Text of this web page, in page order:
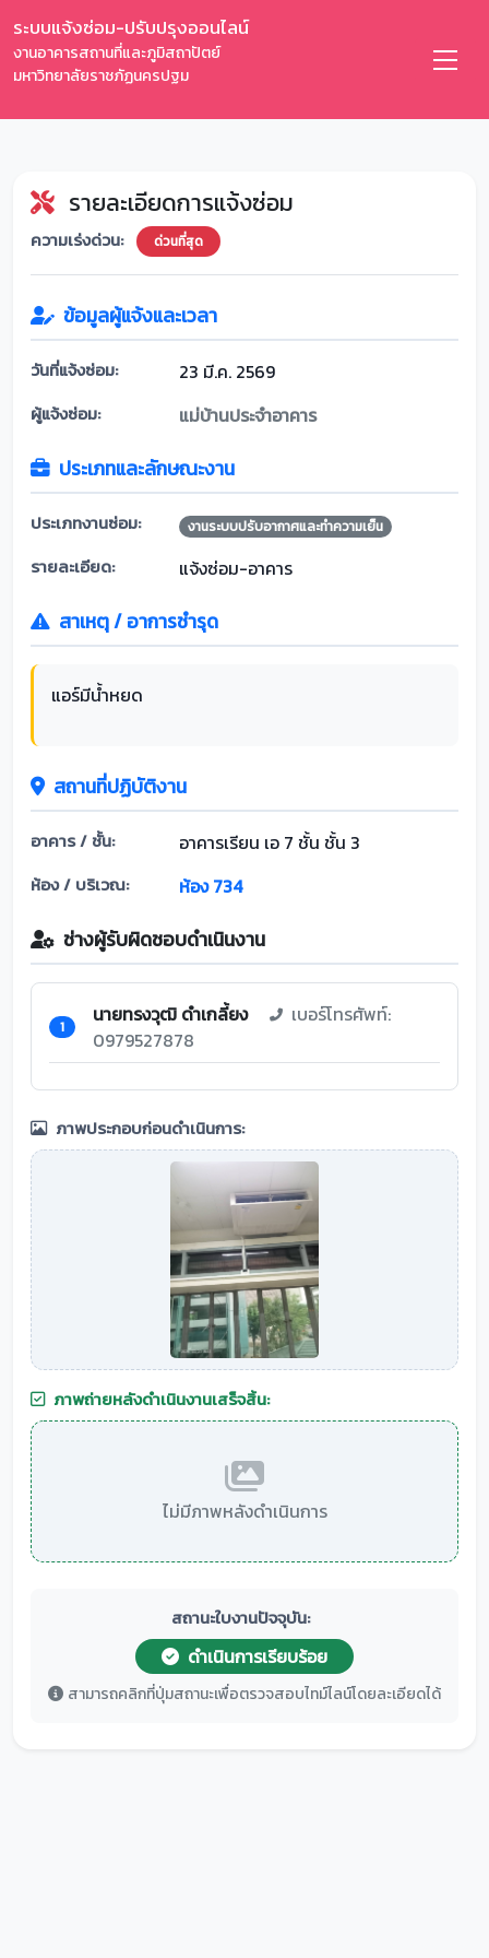
ระบบแจ้งซ่อม-ปรับปรุงออนไลน์
งานอาคารสถานที่และภูมิสถาปัตย์
มหาวิทยาลัยราชภัฏนครปฐม
รายละเอียดการแจ้งซ่อม
ความเร่งด่วน: ด่วนที่สุด
ข้อมูลผู้แจ้งและเวลา
วันที่แจ้งซ่อม: 23 มี.ค. 2569
ผู้แจ้งซ่อม: แม่บ้านประจำอาคาร
ประเภทและลักษณะงาน
ประเภทงานซ่อม: งานระบบปรับอากาศและทำความเย็น
รายละเอียด: แจ้งซ่อม-อาคาร
สาเหตุ / อาการชำรุด
แอร์มีน้ำหยด
สถานที่ปฏิบัติงาน
อาคาร / ชั้น: อาคารเรียน เอ 7 ชั้น ชั้น 3
ห้อง / บริเวณ: ห้อง 734
ช่างผู้รับผิดชอบดำเนินงาน
1 นายทรงวุฒิ ดำเกลี้ยง
เบอร์โทรศัพท์:
0979527878
ภาพประกอบก่อนดำเนินการ:
ภาพถ่ายหลังดำเนินงานเสร็จสิ้น:
ไม่มีภาพหลังดำเนินการ
สถานะใบงานปัจจุบัน:
ดำเนินการเรียบร้อย
สามารถคลิกที่ปุ่มสถานะเพื่อตรวจสอบไทม์ไลน์โดยละเอียดได้